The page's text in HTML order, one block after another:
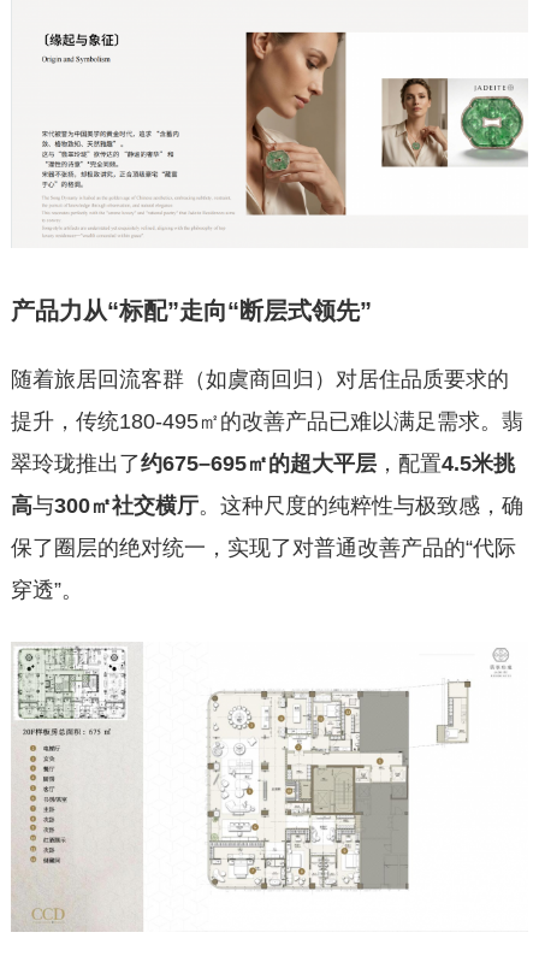
产品力从“标配”走向“断层式领先”
随着旅居回流客群（如虞商回归）对居住品质要求的
提升，传统180-495㎡的改善产品已难以满足需求。翡
翠玲珑推出了约675–695㎡的超大平层，配置4.5米挑
高与300㎡社交横厅。这种尺度的纯粹性与极致感，确
保了圈层的绝对统一，实现了对普通改善产品的“代际
穿透”。